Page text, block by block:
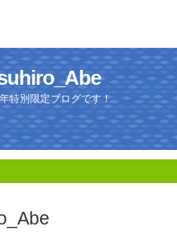
特別限定ブログです！